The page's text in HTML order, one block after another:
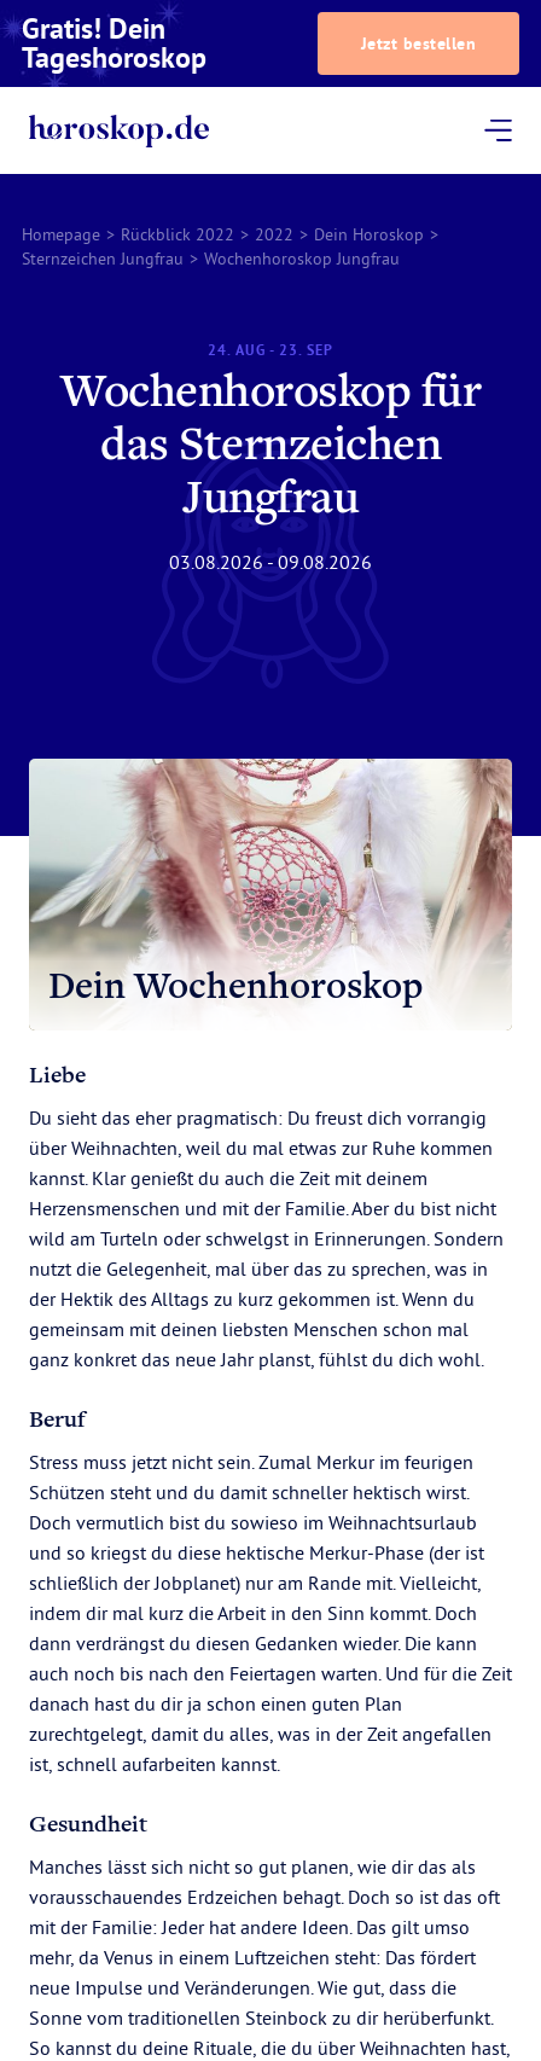
Gratis! Dein
Tageshoroskop Jetzt bestellen
Homepage > Rückblick 2022 > 2022 > Dein Horoskop >
Sternzeichen Jungfrau > Wochenhoroskop Jungfrau
24. AUG - 23. SEP
Wochenhoroskop für
das Sternzeichen
Jungfrau
03.08.2026 - 09.08.2026
Dein Wochenhoroskop
Liebe
Du sieht das eher pragmatisch: Du freust dich vorrangig
über Weihnachten, weil du mal etwas zur Ruhe kommen
kannst. Klar genießt du auch die Zeit mit deinem
Herzensmenschen und mit der Familie. Aber du bist nicht
wild am Turteln oder schwelgst in Erinnerungen. Sondern
nutzt die Gelegenheit, mal über das zu sprechen, was in
der Hektik des Alltags zu kurz gekommen ist. Wenn du
gemeinsam mit deinen liebsten Menschen schon mal
ganz konkret das neue Jahr planst, fühlst du dich wohl.
Beruf
Stress muss jetzt nicht sein. Zumal Merkur im feurigen
Schützen steht und du damit schneller hektisch wirst.
Doch vermutlich bist du sowieso im Weihnachtsurlaub
und so kriegst du diese hektische Merkur-Phase (der ist
schließlich der Jobplanet) nur am Rande mit. Vielleicht,
indem dir mal kurz die Arbeit in den Sinn kommt. Doch
dann verdrängst du diesen Gedanken wieder. Die kann
auch noch bis nach den Feiertagen warten. Und für die Zeit
danach hast du dir ja schon einen guten Plan
zurechtgelegt, damit du alles, was in der Zeit angefallen
ist, schnell aufarbeiten kannst.
Gesundheit
Manches lässt sich nicht so gut planen, wie dir das als
vorausschauendes Erdzeichen behagt. Doch so ist das oft
mit der Familie: Jeder hat andere Ideen. Das gilt umso
mehr, da Venus in einem Luftzeichen steht: Das fördert
neue Impulse und Veränderungen. Wie gut, dass die
Sonne vom traditionellen Steinbock zu dir herüberfunkt.
So kannst du deine Rituale, die du über Weihnachten hast,